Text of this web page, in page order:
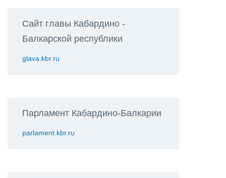
Сайт главы Кабардино -
Балкарской республики
glava.kbr.ru
Парламент Кабардино-Балкарии
parlament.kbr.ru